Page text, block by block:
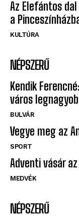
Az Elefántos
a
KULTÚRA
NÉPSZERŰ
Kendik
város
BULVÁR
Vegye meg az
SPORT
Adventi vásár
MEDVÉK
NÉPSZERŰ